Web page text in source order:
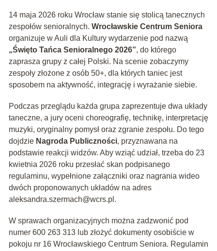
14 maja 2026 roku Wrocław stanie się stolicą tanecznych
zespołów senioralnych. Wrocławskie Centrum Seniora
organizuje w Auli dla Kultury wydarzenie pod nazwą
„Święto Tańca Senioralnego 2026”, do którego
zaprasza grupy z całej Polski. Na scenie zobaczymy
zespoły złożone z osób 50+, dla których taniec jest
sposobem na aktywność, integrację i wyrażanie siebie.
Podczas przeglądu każda grupa zaprezentuje dwa układy
taneczne, a jury oceni choreografię, technikę, interpretację
muzyki, oryginalny pomysł oraz zgranie zespołu. Do tego
dojdzie Nagroda Publiczności, przyznawana na
podstawie reakcji widzów. Aby wziąć udział, trzeba do 23
kwietnia 2026 roku przesłać skan podpisanego
regulaminu, wypełnione załączniki oraz nagrania wideo
dwóch proponowanych układów na adres
aleksandra.szermach@wcrs.pl .
W sprawach organizacyjnych można zadzwonić pod
numer 600 263 313 lub złożyć dokumenty osobiście w
pokoju nr 16 Wrocławskiego Centrum Seniora. Regulamin